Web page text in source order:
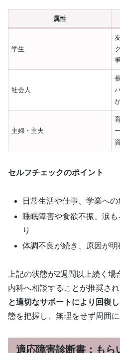
属性
学生
社会人
主婦・主夫
セルフチェックのポイント
日常生活や仕事、学業へ
睡眠障害や食欲不振、涙
り
体調不良が続き、原因が
上記の状態が2週間以上続く
内科へ相談することが推奨され
と適切なサポートにより回復
態を把握し、無理をせず周囲
適応障害診断書：もら